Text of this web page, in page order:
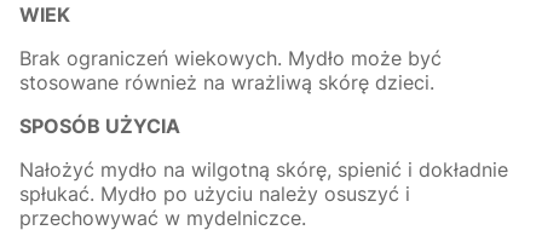
WIEK
Brak ograniczeń wiekowych. Mydło może być
stosowane również na wrażliwą skórę dzieci.
SPOSÓB UŻYCIA
Nałożyć mydło na wilgotną skórę, spienić i dokładnie
spłukać. Mydło po użyciu należy osuszyć i
przechowywać w mydelniczce.